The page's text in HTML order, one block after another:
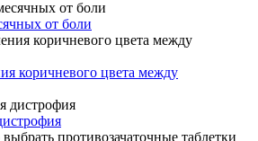
от боли
коричневого цвета между